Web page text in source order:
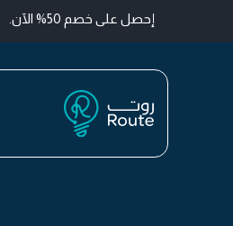
إحصل على خصم 50% الآن.